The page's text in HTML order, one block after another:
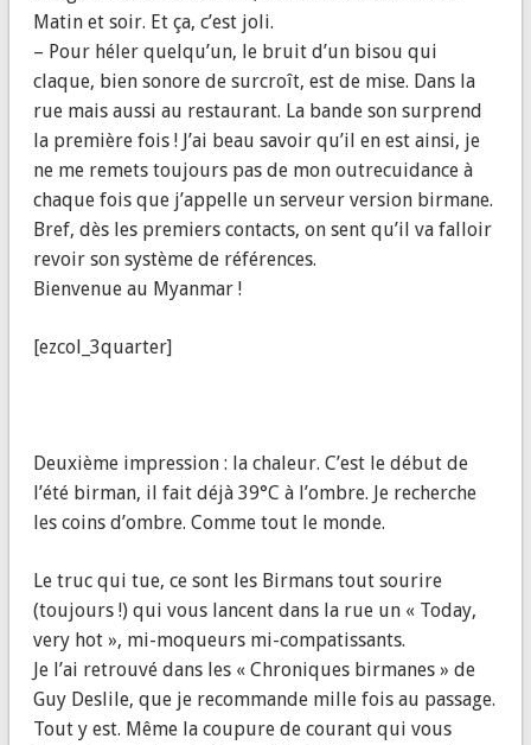
Matin et soir. Et ça, c’est joli.
– Pour héler quelqu’un, le bruit d’un bisou qui
claque, bien sonore de surcroît, est de mise. Dans la
rue mais aussi au restaurant. La bande son surprend
la première fois ! J’ai beau savoir qu’il en est ainsi, je
ne me remets toujours pas de mon outrecuidance à
chaque fois que j’appelle un serveur version birmane.
Bref, dès les premiers contacts, on sent qu’il va falloir
revoir son système de références.
Bienvenue au Myanmar !
[ezcol_3quarter]
Deuxième impression : la chaleur. C’est le début de
l’été birman, il fait déjà 39°C à l’ombre. Je recherche
les coins d’ombre. Comme tout le monde.
Le truc qui tue, ce sont les Birmans tout sourire
(toujours !) qui vous lancent dans la rue un « Today,
very hot », mi-moqueurs mi-compatissants.
Je l’ai retrouvé dans les « Chroniques birmanes » de
Guy Deslile, que je recommande mille fois au passage.
Tout y est. Même la coupure de courant qui vous